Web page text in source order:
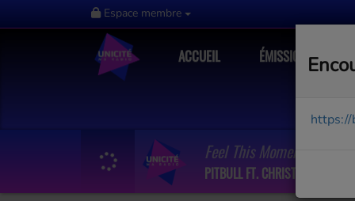
Espace membre
ACCUEIL ÉMISSIONS
Feel This Moment
PITBULL FT. CHRISTINA
https://